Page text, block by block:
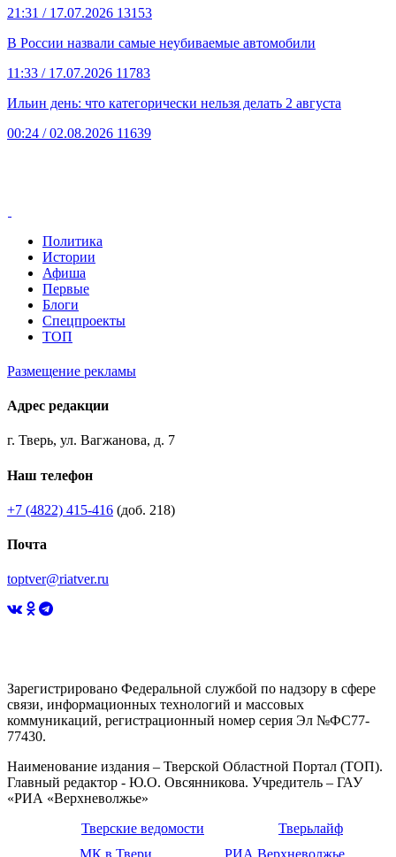
21:31 / 17.07.2026 13153
В России назвали самые неубиваемые автомобили
11:33 / 17.07.2026 11783
Ильин день: что категорически нельзя делать 2 августа
00:24 / 02.08.2026 11639
Политика
Истории
Афиша
Первые
Блоги
Спецпроекты
ТОП
Размещение рекламы
Адрес редакции
г. Тверь, ул. Вагжанова, д. 7
Наш телефон
+7 (4822) 415-416 (доб. 218)
Почта
toptver@riatver.ru
Зарегистрировано Федеральной службой по надзору в сфере
связи, информационных технологий и массовых
коммуникаций, регистрационный номер серия Эл №ФС77-
77430.
Наименование издания – Тверской Областной Портал (ТОП).
Главный редактор - Ю.О. Овсянникова. Учредитель – ГАУ
«РИА «Верхневолжье»
Тверские ведомости
Тверьлайф
МК в Твери
РИА Верхневолжье